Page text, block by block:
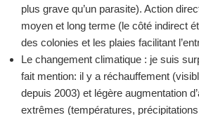
plus grave qu’un parasite). Action
moyen et long terme (le côté indirect
des colonies et les plaies facilitant
Le changement climatique : je suis
fait mention: il y a réchauffement
depuis 2003) et légère augmentation
extrêmes (températures,